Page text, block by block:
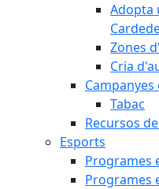
Adopta
Zones
Cria
Tabac
Recursos
Esports
Programes
Programes